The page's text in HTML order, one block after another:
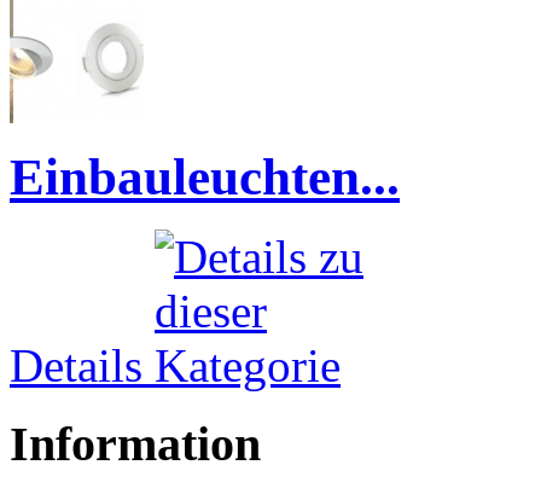
Einbauleuchten...
Details
Information